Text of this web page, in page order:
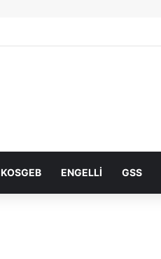
KOSGEB ENGELLI GSS